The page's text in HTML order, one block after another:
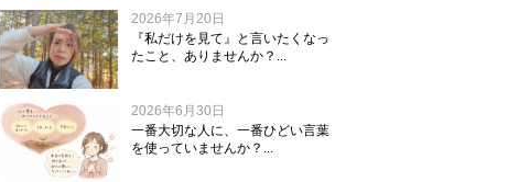
2026年7月20日
『私だけを見て』と言いたくなっ
たこと、ありませんか？...
2026年6月30日
一番大切な人に、一番ひどい言葉
を使っていませんか？...